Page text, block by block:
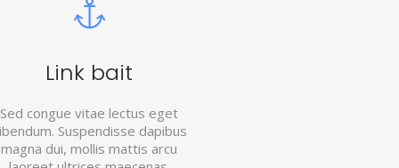
Link bait
Sed congue vitae lectus eget
Suspendisse dapibus
magna dui, mollis mattis arcu